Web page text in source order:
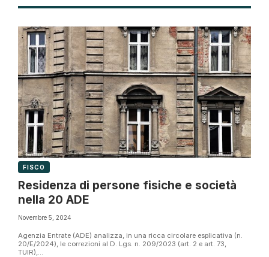
FISCO
Residenza di persone fisiche e società
nella 20 ADE
Novembre 5, 2024
Agenzia Entrate (ADE) analizza, in una ricca circolare esplicativa (n.
20/E/2024), le correzioni al D. Lgs. n. 209/2023 (art. 2 e art. 73,
TUIR),...